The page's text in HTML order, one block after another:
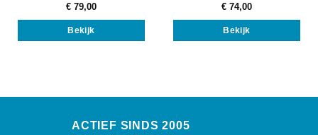
€ 79,00
Bekijk
€ 74,00
Bekijk
ACTIEF SINDS 2005